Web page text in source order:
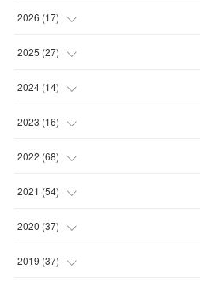
2026 (17)
(2
(1
(6
(8
2025 (27)
(1
(4
(16
(1
2024 (14)
(3
(1
(10
2023 (16)
(4
(5
(2
(3
2022 (68)
(4
(6
(3
2021 (54)
(5
(4
2020 (37)
(6
2019 (37)